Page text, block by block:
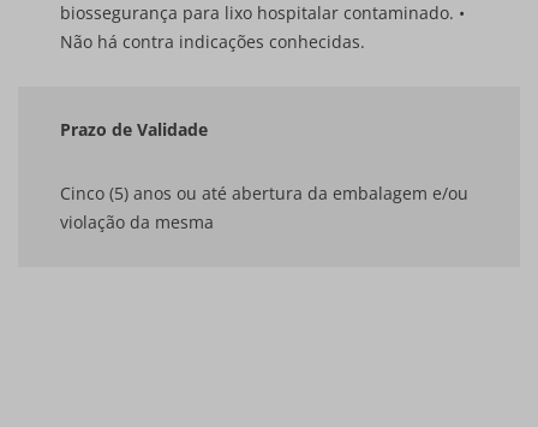
biossegurança para lixo hospitalar contaminado. •
Não há contra indicações conhecidas.
Prazo de Validade
Cinco (5) anos ou até abertura da embalagem e/ou
violação da mesma